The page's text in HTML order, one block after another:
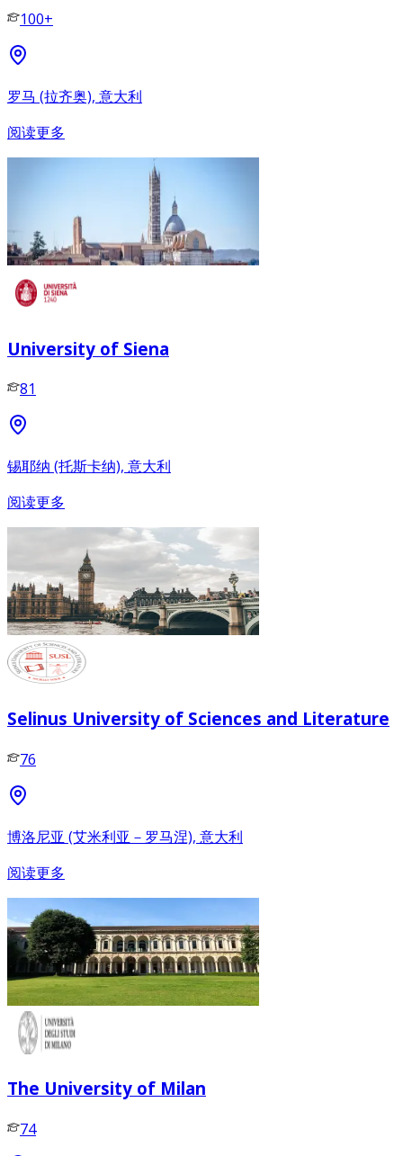
100+
罗马 (拉齐奥), 意大利
阅读更多
University of Siena
81
锡耶纳 (托斯卡纳), 意大利
阅读更多
Selinus University of Sciences and Literature
76
博洛尼亚 (艾米利亚－罗马涅), 意大利
阅读更多
The University of Milan
74